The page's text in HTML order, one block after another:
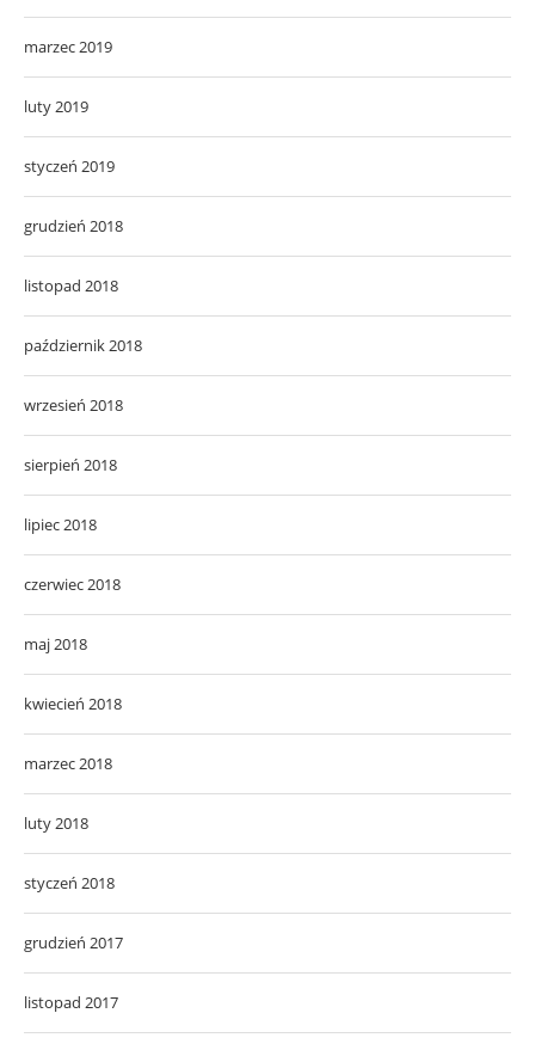
marzec 2019
luty 2019
styczeń 2019
grudzień 2018
listopad 2018
październik 2018
wrzesień 2018
sierpień 2018
lipiec 2018
czerwiec 2018
maj 2018
kwiecień 2018
marzec 2018
luty 2018
styczeń 2018
grudzień 2017
listopad 2017